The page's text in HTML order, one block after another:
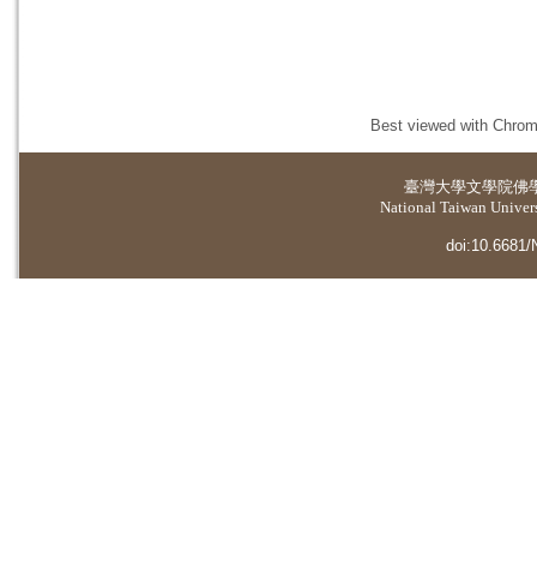
Best viewed with
臺灣大學文學院佛
National Taiwan
doi:10.6681/